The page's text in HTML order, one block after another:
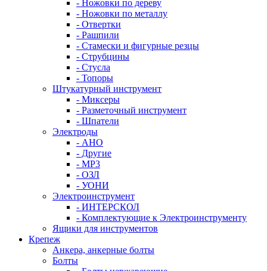
- Ножовки по дереву
- Ножовки по металлу
- Отвертки
- Рашпили
- Стамески и фигурные резцы
- Струбцины
- Стусла
- Топоры
Штукатурный инструмент
- Миксеры
- Разметочный инструмент
- Шпатели
Электроды
- АНО
- Другие
- МР3
- ОЗЛ
- УОНИ
Электроинструмент
- ИНТЕРСКОЛ
- Комплектующие к Электроинструменту
Ящики для инструментов
Крепеж
Анкера, анкерные болты
Болты